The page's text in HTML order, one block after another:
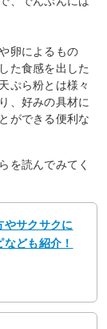
卵によるもの
た食感を出した
ぷら粉とは様々
、好みの具材に
ができる便利な
を読んでみてく
やサクサクに
ども紹介！